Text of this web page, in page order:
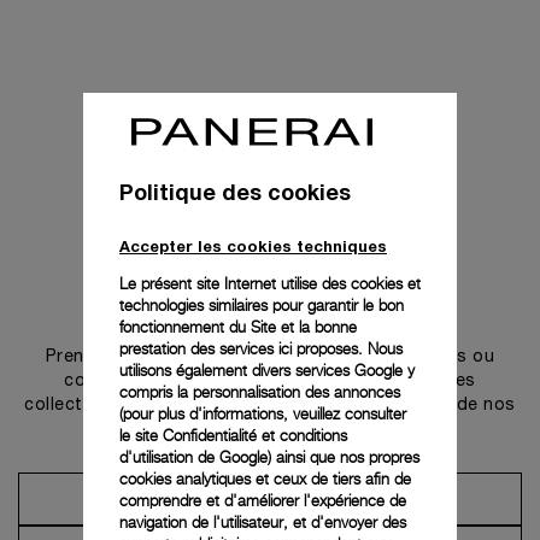
Prendre contact
Prenez rendez-vous dans l’une de nos boutiques ou
contactez notre conciergerie pour découvrir les
collections et bénéficier des conseils ou services de nos
ambassadeurs.
Prendre un rendez-vous
Politique des cookies
Accepter les cookies techniques
Le présent site Internet utilise des cookies et
technologies similaires pour garantir le bon
fonctionnement du Site et la bonne
prestation des services ici proposes. Nous
utilisons également divers services Google y
compris la personnalisation des annonces
(pour plus d'informations, veuillez consulter
le site Confidentialité et conditions
d'utilisation de Google) ainsi que nos propres
cookies analytiques et ceux de tiers afin de
comprendre et d'améliorer l'expérience de
navigation de l'utilisateur, et d'envoyer des